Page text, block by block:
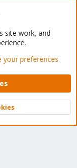
Mode
Help Home
Ltd.
Top
site work, and
preferences